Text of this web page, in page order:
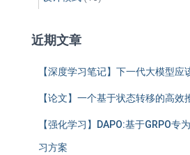
近期文章
【深度学习笔记】下一代大模型应
【论文】一个基于状态转移的高效
【强化学习】DAPO:基于GRPO专
习方案